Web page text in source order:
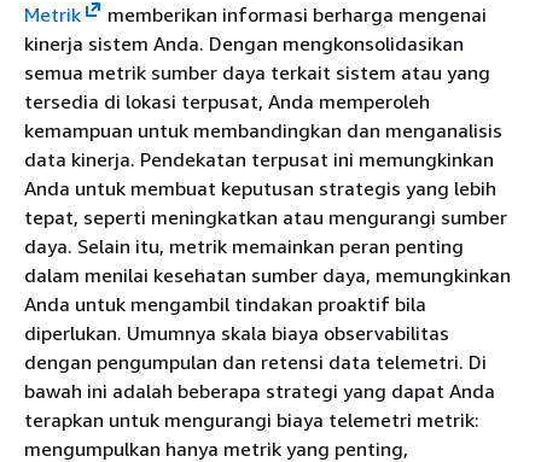
Metrik
memberikan informasi berharga mengenai
kinerja sistem Anda. Dengan mengkonsolidasikan
semua metrik sumber daya terkait sistem atau yang
tersedia di lokasi terpusat, Anda memperoleh
kemampuan untuk membandingkan dan menganalisis
data kinerja. Pendekatan terpusat ini memungkinkan
Anda untuk membuat keputusan strategis yang lebih
tepat, seperti meningkatkan atau mengurangi sumber
daya. Selain itu, metrik memainkan peran penting
dalam menilai kesehatan sumber daya, memungkinkan
Anda untuk mengambil tindakan proaktif bila
diperlukan. Umumnya skala biaya observabilitas
dengan pengumpulan dan retensi data telemetri. Di
bawah ini adalah beberapa strategi yang dapat Anda
terapkan untuk mengurangi biaya telemetri metrik:
mengumpulkan hanya metrik yang penting,